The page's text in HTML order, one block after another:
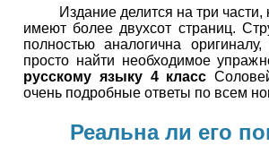
Издание делится на три
имеют более двухсот страниц.
полностью аналогична
просто найти необходимое
русскому языку 4 класс
очень подробные ответы по всем
Реальна ли его